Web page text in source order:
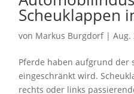
Scheuklappen
von Markus Burgdorf|Aug.
Pferde haben aufgrund der
eingeschränkt wird.
rechts oder links